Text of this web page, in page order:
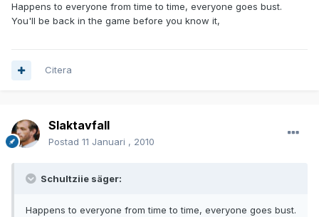
Happens to everyone from time to time, everyone goes bust.
You'll be back in the game before you know it,
Citera
Slaktavfall
Postad 11 Januari , 2010
Schultziie säger:
Happens to everyone from time to time, everyone goes bust.